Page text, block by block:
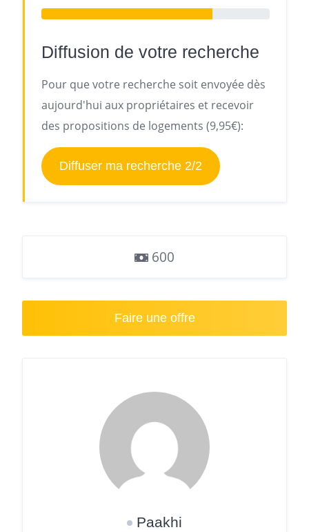
Diffusion de votre recherche
Pour que votre recherche soit envoyée dès
aujourd'hui aux propriétaires et recevoir
des propositions de logements (9,95€):
Diffuser ma recherche 2/2
600
Faire une offre
Paakhi